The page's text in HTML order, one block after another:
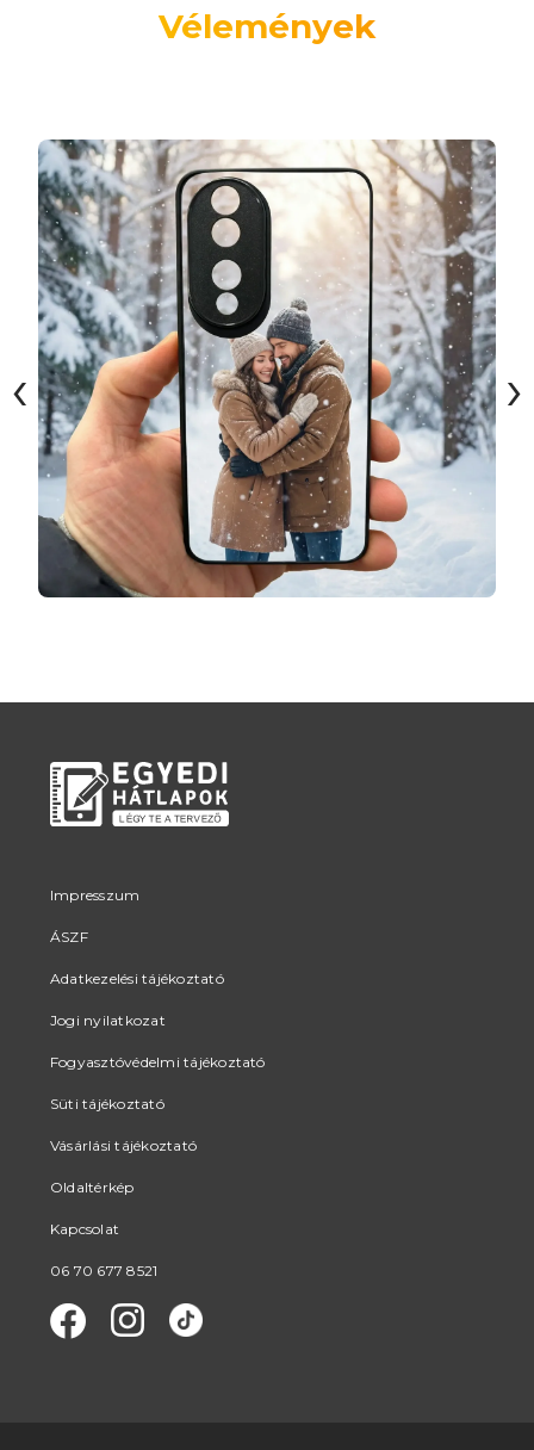
Vélemények
‹ ›
Impresszum
ÁSZF
Adatkezelési tájékoztató
Jogi nyilatkozat
Fogyasztóvédelmi tájékoztató
Süti tájékoztató
Vásárlási tájékoztató
Oldaltérkép
Kapcsolat
06 70 677 8521